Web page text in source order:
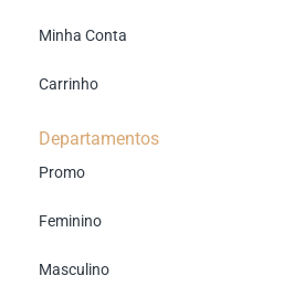
Minha Conta
Carrinho
Departamentos
Promo
Feminino
Masculino